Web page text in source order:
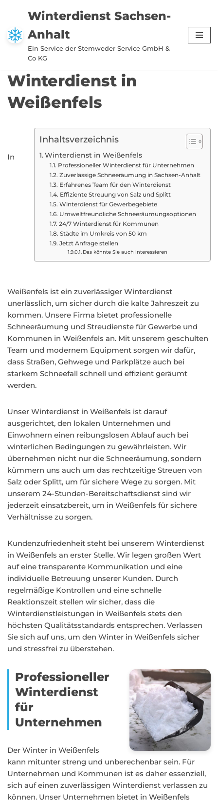
Zum
Inhalt
springen
Winterdienst Sachsen-
Anhalt
Ein Service der Stemweder Service GmbH &
Co KG
Winterdienst in
Weißenfels
Inhaltsverzeichnis
Winterdienst in Weißenfels
Professioneller Winterdienst für Unternehmen
Zuverlässige Schneeräumung in Sachsen-Anhalt
Erfahrenes Team für den Winterdienst
Effiziente Streuung von Salz und Splitt
Winterdienst für Gewerbegebiete
Umweltfreundliche Schneeräumungsoptionen
24/7 Winterdienst für Kommunen
Städte im Umkreis von 50 km
Jetzt Anfrage stellen
Das könnte Sie auch interessieren
In
Weißenfels ist ein zuverlässiger Winterdienst
unerlässlich, um sicher durch die kalte Jahreszeit zu
kommen. Unsere Firma bietet professionelle
Schneeräumung und Streudienste für Gewerbe und
Kommunen in Weißenfels an. Mit unserem geschulten
Team und modernem Equipment sorgen wir dafür,
dass Straßen, Gehwege und Parkplätze auch bei
starkem Schneefall schnell und effizient geräumt
werden.
Unser Winterdienst in Weißenfels ist darauf
ausgerichtet, den lokalen Unternehmen und
Einwohnern einen reibungslosen Ablauf auch bei
winterlichen Bedingungen zu gewährleisten. Wir
übernehmen nicht nur die Schneeräumung, sondern
kümmern uns auch um das rechtzeitige Streuen von
Salz oder Splitt, um für sichere Wege zu sorgen. Mit
unserem 24-Stunden-Bereitschaftsdienst sind wir
jederzeit einsatzbereit, um in Weißenfels für sichere
Verhältnisse zu sorgen.
Kundenzufriedenheit steht bei unserem Winterdienst
in Weißenfels an erster Stelle. Wir legen großen Wert
auf eine transparente Kommunikation und eine
individuelle Betreuung unserer Kunden. Durch
regelmäßige Kontrollen und eine schnelle
Reaktionszeit stellen wir sicher, dass die
Winterdienstleistungen in Weißenfels stets den
höchsten Qualitätsstandards entsprechen. Verlassen
Sie sich auf uns, um den Winter in Weißenfels sicher
und stressfrei zu überstehen.
Professioneller
Winterdienst
für
Unternehmen
Der Winter in Weißenfels
kann mitunter streng und unberechenbar sein. Für
Unternehmen und Kommunen ist es daher essenziell,
sich auf einen zuverlässigen Winterdienst verlassen zu
können. Unser Unternehmen bietet in Weißenfels